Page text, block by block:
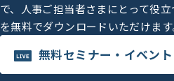
で、人事ご担当者さまにとって役立
を無料でダウンロードいただけます
無料セミナー・イベント